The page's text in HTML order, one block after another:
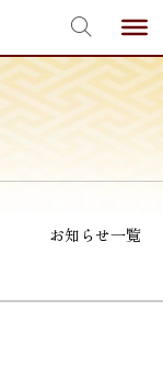
お知らせ一覧